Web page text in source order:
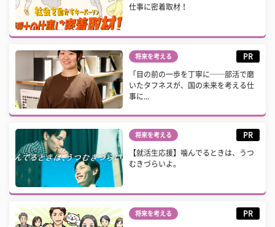
仕事に密着取材！
将来を考える PR
「目の前の一歩を丁寧に──部活で磨
いたタフネスが、国の未来を考える仕
事に...
将来を考える PR
【就活生応援】噛んでるときは、うつ
むきづらいよ。
将来を考える PR